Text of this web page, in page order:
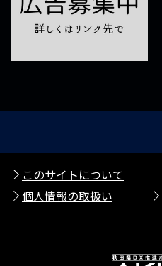
このサイトについて
個人情報の取扱い